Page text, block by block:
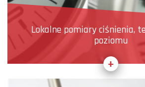
Lokalne pomiary ciśnienia,
poziomu